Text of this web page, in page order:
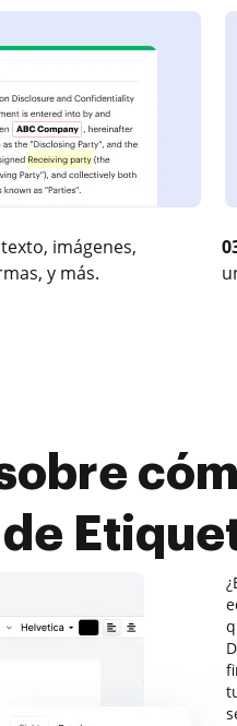
imágenes,
y más.
de